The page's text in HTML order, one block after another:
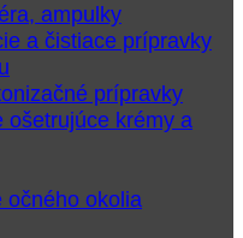
ampulky
a čistiace prípravky
prípravky
ošetrujúce krémy a
očného okolia